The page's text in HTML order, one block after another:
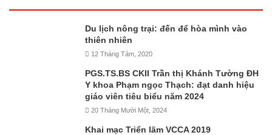
Du lịch nông trại: đến để hòa mình vào
thiên nhiên
12 Tháng Tám, 2020
PGS.TS.BS CKII Trần thị Khánh Tường ĐH
Y khoa Phạm ngọc Thạch: đạt danh hiệu
giáo viên tiêu biểu năm 2024
20 Tháng Mười Một, 2024
Khai mạc Triển lãm VCCA 2019